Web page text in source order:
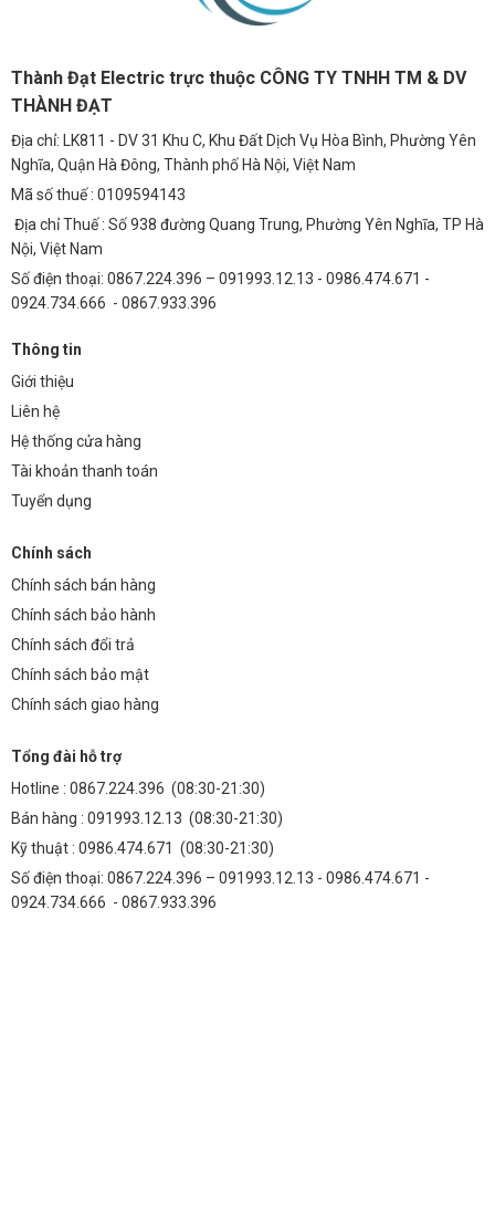
Thành Đạt Electric trực thuộc CÔNG TY TNHH TM & DV
THÀNH ĐẠT
Địa chỉ: LK811 - DV 31 Khu C, Khu Đất Dịch Vụ Hòa Bình, Phường Yên
Nghĩa, Quận Hà Đông, Thành phố Hà Nội, Việt Nam
Mã số thuế : 0109594143
Địa chỉ Thuế : Số 938 đường Quang Trung, Phường Yên Nghĩa, TP Hà
Nội, Việt Nam
Số điện thoại: 0867.224.396 – 091993.12.13 - 0986.474.671 -
0924.734.666 - 0867.933.396
Thông tin
Giới thiệu
Liên hệ
Hệ thống cửa hàng
Tài khoản thanh toán
Tuyển dụng
Chính sách
Chính sách bán hàng
Chính sách bảo hành
Chính sách đổi trả
Chính sách bảo mật
Chính sách giao hàng
Tổng đài hỗ trợ
Hotline : 0867.224.396 (08:30-21:30)
Bán hàng : 091993.12.13 (08:30-21:30)
Kỹ thuật : 0986.474.671 (08:30-21:30)
Số điện thoại: 0867.224.396 – 091993.12.13 - 0986.474.671 -
0924.734.666 - 0867.933.396